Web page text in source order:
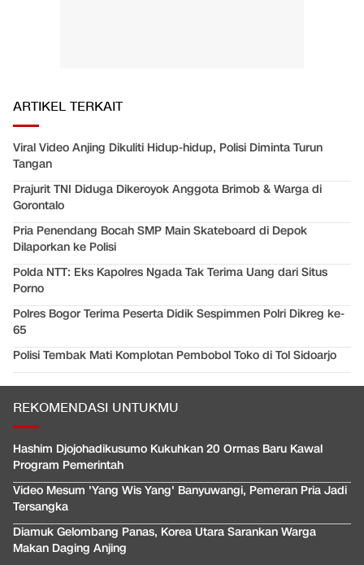
ARTIKEL TERKAIT
Viral Video Anjing Dikuliti Hidup-hidup, Polisi Diminta Turun
Tangan
Prajurit TNI Diduga Dikeroyok Anggota Brimob & Warga di
Gorontalo
Pria Penendang Bocah SMP Main Skateboard di Depok
Dilaporkan ke Polisi
Polda NTT: Eks Kapolres Ngada Tak Terima Uang dari Situs
Porno
Polres Bogor Terima Peserta Didik Sespimmen Polri Dikreg ke-
65
Polisi Tembak Mati Komplotan Pembobol Toko di Tol Sidoarjo
REKOMENDASI UNTUKMU
Hashim Djojohadikusumo Kukuhkan 20 Ormas Baru Kawal
Program Pemerintah
Video Mesum 'Yang Wis Yang' Banyuwangi, Pemeran Pria Jadi
Tersangka
Diamuk Gelombang Panas, Korea Utara Sarankan Warga
Makan Daging Anjing